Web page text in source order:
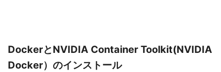
DockerとNVIDIA Container Toolkit(NVIDIA
Docker）のインストール